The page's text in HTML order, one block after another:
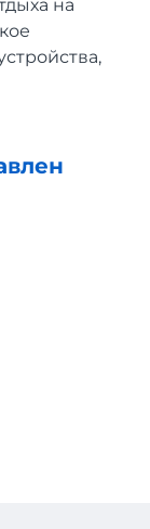
на